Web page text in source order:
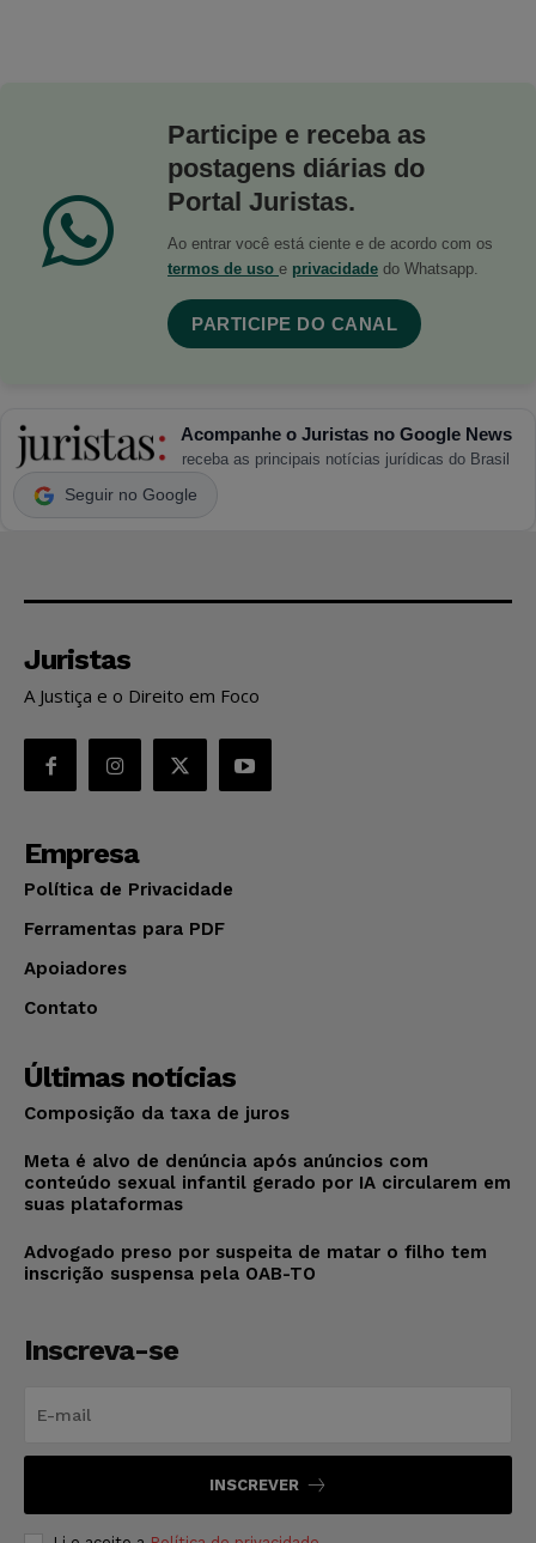
Participe e receba as
postagens diárias do
Portal Juristas.
Ao entrar você está ciente e de acordo com os
termos de uso e privacidade do Whatsapp.
PARTICIPE DO CANAL
Acompanhe o Juristas no Google News
receba as principais notícias jurídicas do Brasil
Seguir no Google
Juristas
A Justiça e o Direito em Foco
Empresa
Política de Privacidade
Ferramentas para PDF
Apoiadores
Contato
Últimas notícias
Composição da taxa de juros
Meta é alvo de denúncia após anúncios com
conteúdo sexual infantil gerado por IA circularem em
suas plataformas
Advogado preso por suspeita de matar o filho tem
inscrição suspensa pela OAB-TO
Inscreva-se
INSCREVER